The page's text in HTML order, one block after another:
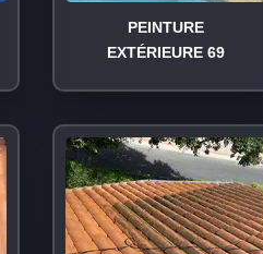
PEINTURE
EXTÉRIEURE 69